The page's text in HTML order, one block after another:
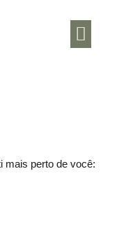
mais perto de você: